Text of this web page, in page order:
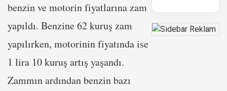
benzin ve motorin fiyatlarına zam
yapıldı. Benzine 62 kuruş zam
yapılırken, motorinin fiyatında ise
1 lira 10 kuruş artış yaşandı.
Zammın ardından benzin bazı